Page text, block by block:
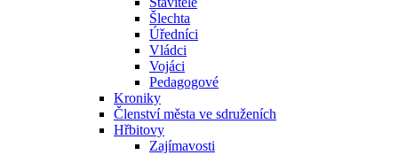
Šlechta
Úředníci
Vládci
Vojáci
Pedagogové
Kroniky
Členství města ve sdruženích
Hřbitovy
Zajímavosti